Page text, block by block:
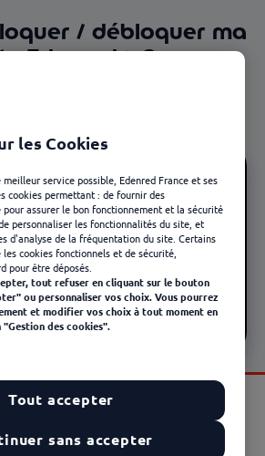
/ débloquer ma
Edenred+ ?
bloquer/débloquer votre carte Ticket
les Cookies
service possible, Edenred France et ses
cookies permettant : de fournir des
assurer le bon fonctionnement et la sécurité
personnaliser les fonctionnalités du site, et
d'analyse de la fréquentation du site. Certains
cookies fonctionnels et de sécurité,
pour être déposés.
tout refuser en cliquant sur le bouton
ou personnaliser vos choix. Vous pourrez
et modifier vos choix à tout moment en
des cookies".
sans accepter
Tout accepter